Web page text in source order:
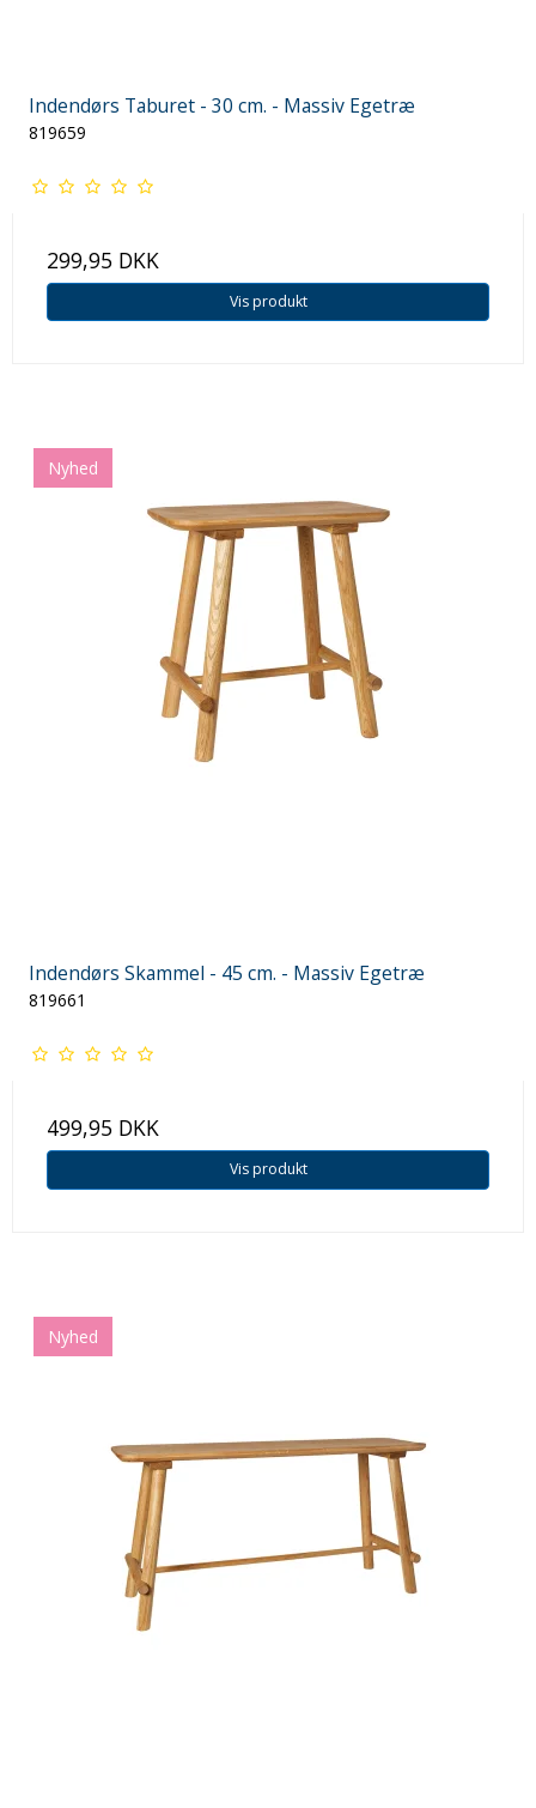
Indendørs Taburet - 30 cm. - Massiv Egetræ
819659
299,95 DKK
Vis produkt
Nyhed
Indendørs Skammel - 45 cm. - Massiv Egetræ
819661
499,95 DKK
Vis produkt
Nyhed